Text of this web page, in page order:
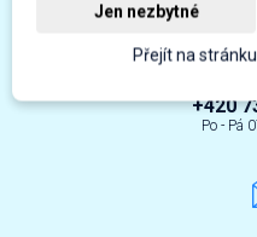
+420
Po - Pá
Jen nezbytné
Přejít na